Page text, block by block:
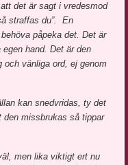
det är sagt i vredesmod
straffas du”. En
påpeka det. Det är
hand. Det är den
och vänliga ord, ej genom
kan snedvridas, ty det
den missbrukas så tippar
men lika viktigt ert nu